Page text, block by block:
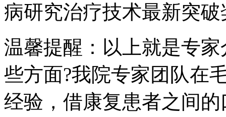
病研究治疗技术最新突破
温馨提醒：以上就是专
些方面?我院专家团队在
经验，借康复患者之间